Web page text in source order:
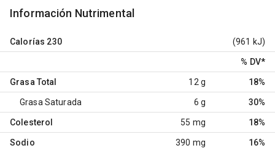
Información Nutrimental
Calorías 230 (961 kJ)
% DV*
Grasa Total 12 g 18%
Grasa Saturada 6 g 30%
Colesterol 55 mg 18%
Sodio 390 mg 16%